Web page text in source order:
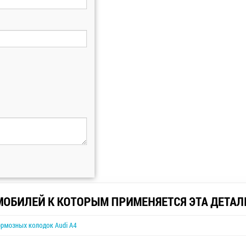
К КОТОРЫМ ПРИМЕНЯЕТСЯ ЭТА
колодок Audi A4